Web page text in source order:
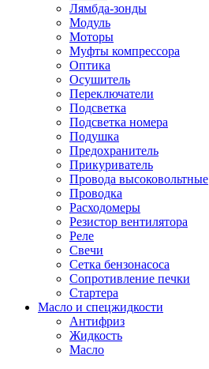
Лямбда-зонды
Модуль
Моторы
Муфты компрессора
Оптика
Осушитель
Переключатели
Подсветка
Подсветка номера
Подушка
Предохранитель
Прикуриватель
Провода высоковольтные
Проводка
Расходомеры
Резистор вентилятора
Реле
Свечи
Сетка бензонасоса
Сопротивление печки
Стартера
Масло и спецжидкости
Антифриз
Жидкость
Масло